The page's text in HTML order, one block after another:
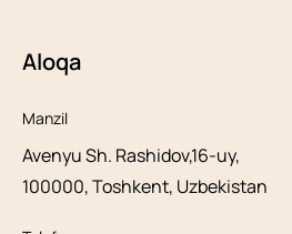
Aloqa
Manzil
Avenyu Sh. Rashidov,16-uy,
100000, Toshkent, Uzbekistan